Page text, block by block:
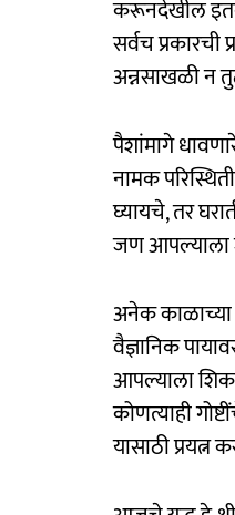
करूनदेखील
सर्वच प्रकारची
अन्नसाखळी न
पैशांमागे
नामक
घ्यायचे, तर
जण आपल्याला
अनेक काळाच्या
वैज्ञानिक
आपल्याला
कोणत्याही
यासाठी प्रयत्न